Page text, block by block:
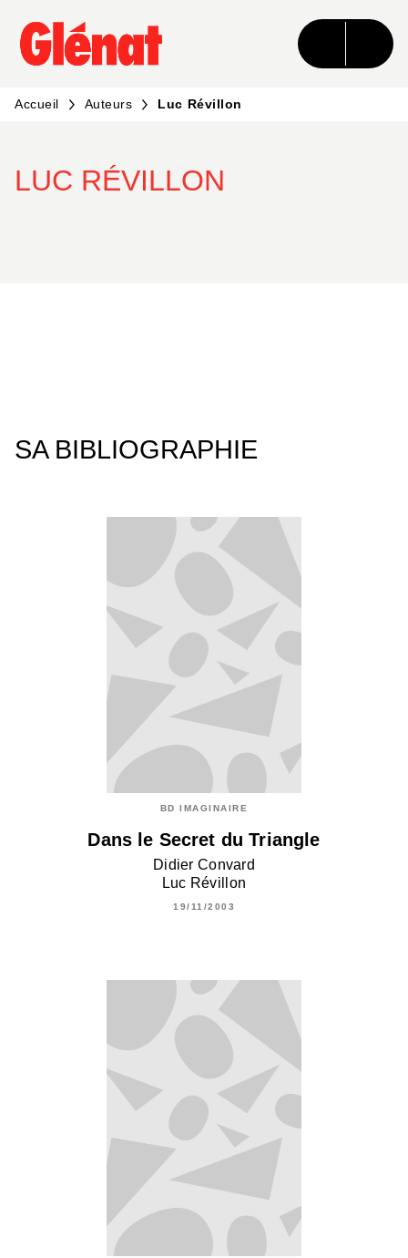
MENU RECHERCHE CONTENU
PIED DE PAGE
Accueil Auteurs Luc Révillon
LUC RÉVILLON
SA BIBLIOGRAPHIE
BD IMAGINAIRE
Dans le Secret du Triangle
Didier Convard
Luc Révillon
19/11/2003